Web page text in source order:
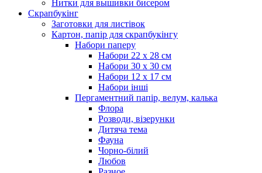
Нитки для вышивки бисером
Скрапбукінг
Заготовки для листівок
Картон, папір для скрапбукінгу
Набори паперу
Набори 22 х 28 см
Набори 30 х 30 см
Набори 12 х 17 см
Набори інші
Пергаментний папір, велум, калька
Флора
Розводи, візерунки
Дитяча тема
Фауна
Чорно-білий
Любов